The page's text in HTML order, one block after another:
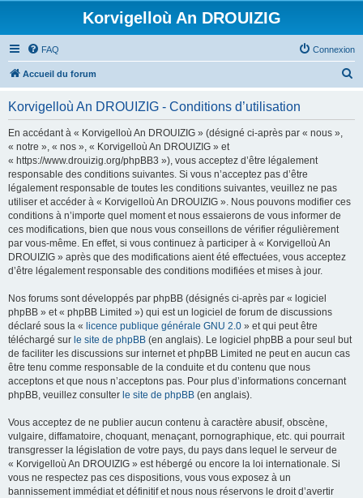
Korvigelloù An DROUIZIG
FAQ Connexion
Accueil du forum
Korvigelloù An DROUIZIG - Conditions d’utilisation
En accédant à « Korvigelloù An DROUIZIG » (désigné ci-après par « nous »,
« notre », « nos », « Korvigelloù An DROUIZIG » et
« https://www.drouizig.org/phpBB3 »), vous acceptez d’être légalement
responsable des conditions suivantes. Si vous n’acceptez pas d’être
légalement responsable de toutes les conditions suivantes, veuillez ne pas
utiliser et accéder à « Korvigelloù An DROUIZIG ». Nous pouvons modifier ces
conditions à n’importe quel moment et nous essaierons de vous informer de
ces modifications, bien que nous vous conseillons de vérifier régulièrement
par vous-même. En effet, si vous continuez à participer à « Korvigelloù An
DROUIZIG » après que des modifications aient été effectuées, vous acceptez
d’être légalement responsable des conditions modifiées et mises à jour.
Nos forums sont développés par phpBB (désignés ci-après par « logiciel
phpBB » et « phpBB Limited ») qui est un logiciel de forum de discussions
déclaré sous la « licence publique générale GNU 2.0 » et qui peut être
téléchargé sur le site de phpBB (en anglais). Le logiciel phpBB a pour seul but
de faciliter les discussions sur internet et phpBB Limited ne peut en aucun cas
être tenu comme responsable de la conduite et du contenu que nous
acceptons et que nous n’acceptons pas. Pour plus d’informations concernant
phpBB, veuillez consulter le site de phpBB (en anglais).
Vous acceptez de ne publier aucun contenu à caractère abusif, obscène,
vulgaire, diffamatoire, choquant, menaçant, pornographique, etc. qui pourrait
transgresser la législation de votre pays, du pays dans lequel le serveur de
« Korvigelloù An DROUIZIG » est hébergé ou encore la loi internationale. Si
vous ne respectez pas ces dispositions, vous vous exposez à un
bannissement immédiat et définitif et nous nous réservons le droit d’avertir